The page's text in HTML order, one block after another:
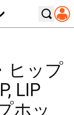
ヒップ
LIP
ホッ